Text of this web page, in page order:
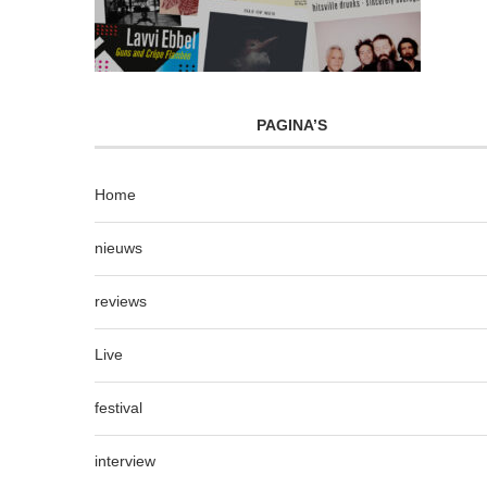
PAGINA’S
Home
nieuws
reviews
Live
festival
interview